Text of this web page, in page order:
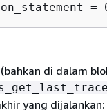
=
di dalam
yang dijalankan: